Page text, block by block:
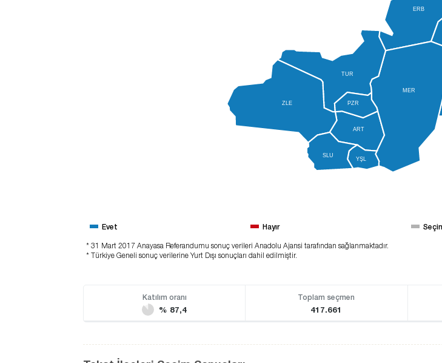
ART
ERB
MER
TUR
ZLE PZR
YŞL
SLU
Evet Hayır
* 31 Mart 2017 Anayasa Referandumu sonuç verileri Anadolu Ajansi tarafından sağlanmaktadır.
* Türkiye Geneli sonuç verilerine Yurt Dışı sonuçları dahil edilmiştir.
Katılım oranı
% 87,4
Toplam seçmen
417.661